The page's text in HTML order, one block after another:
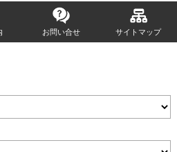
お問い合せ サイトマップ